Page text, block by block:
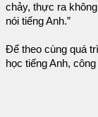
chảy, thực ra
nói tiếng Anh.”
Để theo cùng quá
học tiếng Anh,